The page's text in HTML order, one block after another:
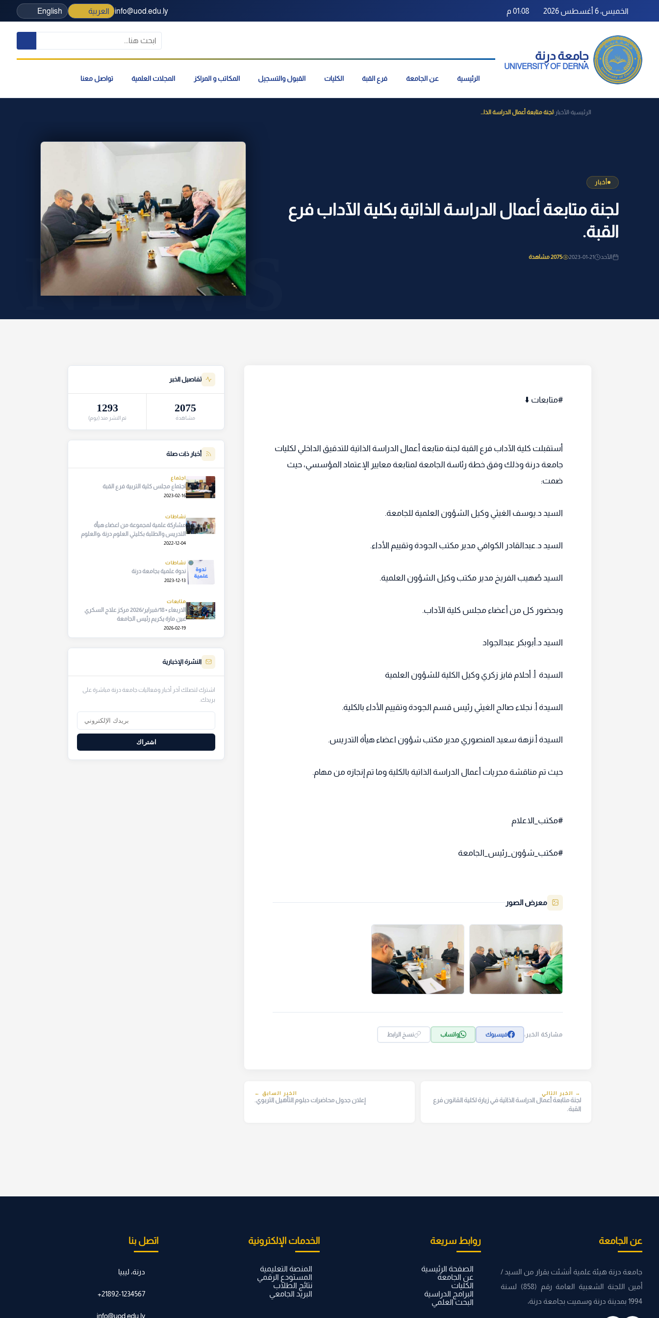
الخميس، 6 أغسطس 2026 01:08 م info@uod.edu.ly العربية English
جامعة درنة
UNIVERSITY OF DERNA
الرئيسية عن الجامعة فرع القبة الكليات القبول والتسجيل المكاتب و المراكز المجلات العلمية تواصل معنا
الرئيسية› الأخبار ›لجنة متابعة أعمال الدراسة الذا...
أخبار
لجنة متابعة أعمال الدراسة الذاتية بكلية الآداب فرع
القبة.
الأحد 2023-01-21 2075 مشاهدة
#متابعات ⬇️
أستقبلت كلية الآداب فرع القبة لجنة متابعة أعمال الدراسة الذاتية للتدقيق الداخلي لكليات
جامعة درنة وذلك وفق خطة رئاسة الجامعة لمتابعة معايير الإعتماد المؤسسي، حيث
ضمت:
السيد د.يوسف الغيثي وكيل الشؤون العلمية للجامعة.
السيد د.عبدالقادر الكوافي مدير مكتب الجودة وتقييم الأداء.
السيد صُهيب الفريخ مدير مكتب وكيل الشؤون العلمية.
وبحضور كل من أعضاء مجلس كلية الآداب.
السيد د.أبوبكر عبدالجواد
السيدة أ. أحلام فايز زكري وكيل الكلية للشؤون العلمية
السيدة أ. نجلاء صالح الغيثي رئيس قسم الجودة وتقييم الأداء بالكلية.
السيدة أ.نزهة سعيد المنصوري مدير مكتب شؤون اعضاء هيأة التدريس.
حيث تم مناقشة مجريات أعمال الدراسة الذاتية بالكلية وما تم إنجازه من مهام.
#مكتب_الاعلام
#مكتب_شؤون_رئيس_الجامعة
معرض الصور
مشاركة الخبر: فيسبوك واتساب نسخ الرابط
→ الخبر التالي
لجنة متابعة أعمال الدراسة الذاتية في زيارة لكلية القانون فرع
القبة.
الخبر السابق ←
إعلان جدول محاضرات دبلوم التأهيل التربوي.
تفاصيل الخبر
2075
مشاهدة
1293
تم النشر منذ (يوم)
أخبار ذات صلة
اجتماع
اجتماع مجلس كلية التربية فرع القبة
2023-02-16
نشاطات
مشاركة علمية لمجموعة من اعضاء هيأة
التدريس والطلبة بكليتي العلوم درنة ،والعلوم
القبة..
2022-12-04
نشاطات
ندوة علمية بجامعة درنة
2023-12-13
متابعات
الاربعاء ▪︎ 18/فبراير/2026 مركز علاج السكري
عين مارة يكريم رئيس الجامعة
2026-02-19
النشرة الإخبارية
اشترك لتصلك آخر أخبار وفعاليات جامعة درنة مباشرة على
بريدك.
اشتراك
عن الجامعة
جامعة درنة هيئة علمية أنشئت بقرار من السيد /
أمين اللجنة الشعبية العامة رقم (858) لسنة
1994 بمدينة درنة وسميت بجامعة درنة،
روابط سريعة
الصفحة الرئيسية
عن الجامعة
الكليات
البرامج الدراسية
البحث العلمي
الخدمات الإلكترونية
المنصة التعليمية
المستودع الرقمي
نتائج الطلاب
البريد الجامعي
اتصل بنا
درنة، ليبيا
21892-1234567+
info@uod.edu.ly